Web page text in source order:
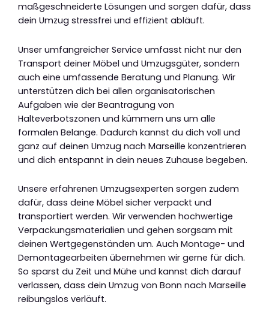
maßgeschneiderte Lösungen und sorgen dafür, dass
dein Umzug stressfrei und effizient abläuft.
Unser umfangreicher Service umfasst nicht nur den
Transport deiner Möbel und Umzugsgüter, sondern
auch eine umfassende Beratung und Planung. Wir
unterstützen dich bei allen organisatorischen
Aufgaben wie der Beantragung von
Halteverbotszonen und kümmern uns um alle
formalen Belange. Dadurch kannst du dich voll und
ganz auf deinen Umzug nach Marseille konzentrieren
und dich entspannt in dein neues Zuhause begeben.
Unsere erfahrenen Umzugsexperten sorgen zudem
dafür, dass deine Möbel sicher verpackt und
transportiert werden. Wir verwenden hochwertige
Verpackungsmaterialien und gehen sorgsam mit
deinen Wertgegenständen um. Auch Montage- und
Demontagearbeiten übernehmen wir gerne für dich.
So sparst du Zeit und Mühe und kannst dich darauf
verlassen, dass dein Umzug von Bonn nach Marseille
reibungslos verläuft.